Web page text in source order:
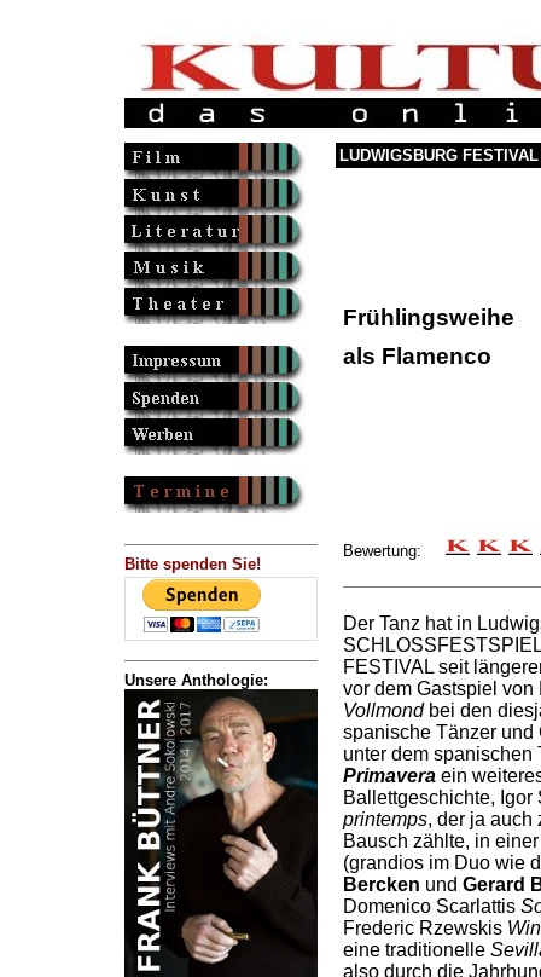
Bitte spenden Sie!
Unsere Anthologie:
LUDWIGSBURG FESTIVAL
Frühlingsweihe
als Flamenco
Bewertung:
Der Tanz hat in
FESTIVAL seit
vor dem Gastspiel von
Vollmondbei den
spanische Tänzer
unter dem spanischen
Primaveraein
Ballettgeschichte,
printemps, der ja auch
Bausch zählte, in
(grandios im Duo wie
Bercken und Gerard
Domenico Scarlattis
Frederic Rzewskis
eine traditionelle
also durch die